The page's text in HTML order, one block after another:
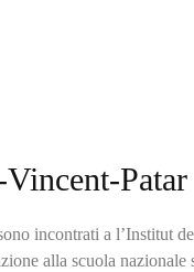
Patar
incontrati a l’Institut
alla scuola